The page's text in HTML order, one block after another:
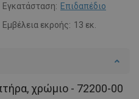
Εγκατάσταση: Επιδαπέδιο
Εμβέλεια εκροής: 13 εκ.
χρώμιο - 72200-00